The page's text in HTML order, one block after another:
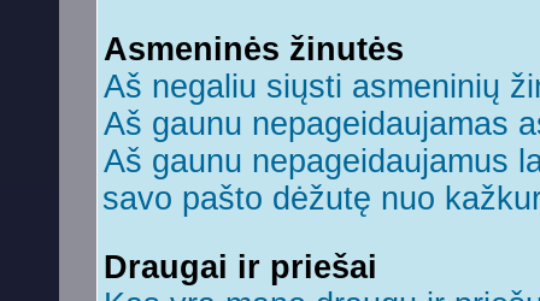
Asmeninės žinutės
Aš negaliu siųsti asmeninių
Aš gaunu nepageidaujamas
Aš gaunu nepageidaujamus
savo pašto dėžutę nuo
Draugai ir priešai